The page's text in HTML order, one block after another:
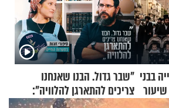
בבני "שבר גדול. הבנו שאנחנו
צריכים להתארגן להלוויה":